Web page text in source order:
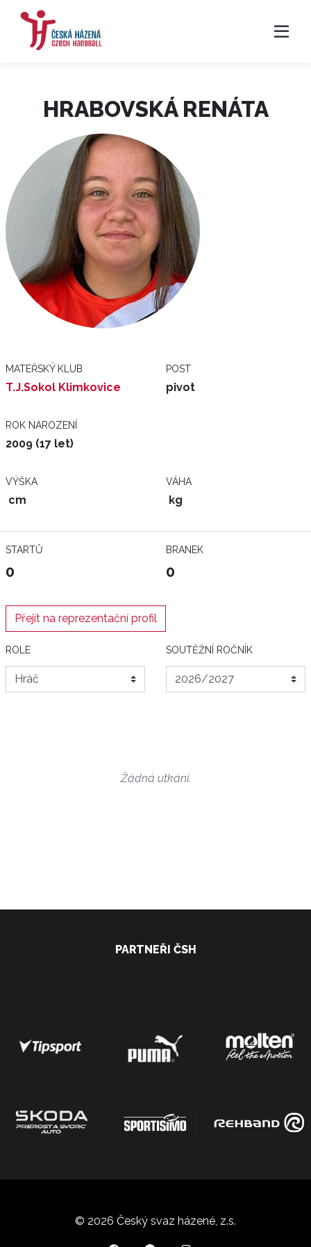
HRABOVSKÁ RENÁTA
MATEŘSKÝ KLUB
T.J.Sokol Klimkovice
POST
pivot
ROK NAROZENÍ
2009 (17 let)
VÝŠKA
cm
VÁHA
kg
STARTŮ
0
BRANEK
0
Přejít na reprezentační profil
ROLE SOUTĚŽNÍ ROČNÍK
Žádná utkání.
PARTNEŘI ČSH
© 2026 Český svaz házené, z.s.